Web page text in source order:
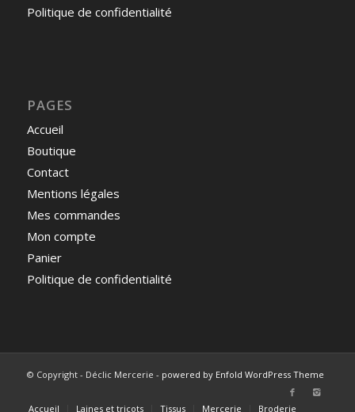
Politique de confidentialité
PAGES
Accueil
Boutique
Contact
Mentions légales
Mes commandes
Mon compte
Panier
Politique de confidentialité
© Copyright - Déclic Mercerie - powered by Enfold WordPress Theme
Accueil Laines et tricots Tissus Mercerie Broderie